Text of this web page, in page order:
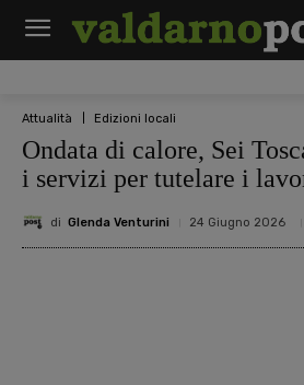
Attualità Edizioni locali
Ondata di calore, Sei
i servizi per tutelare i
di Glenda Venturini 24 Giugno 2026